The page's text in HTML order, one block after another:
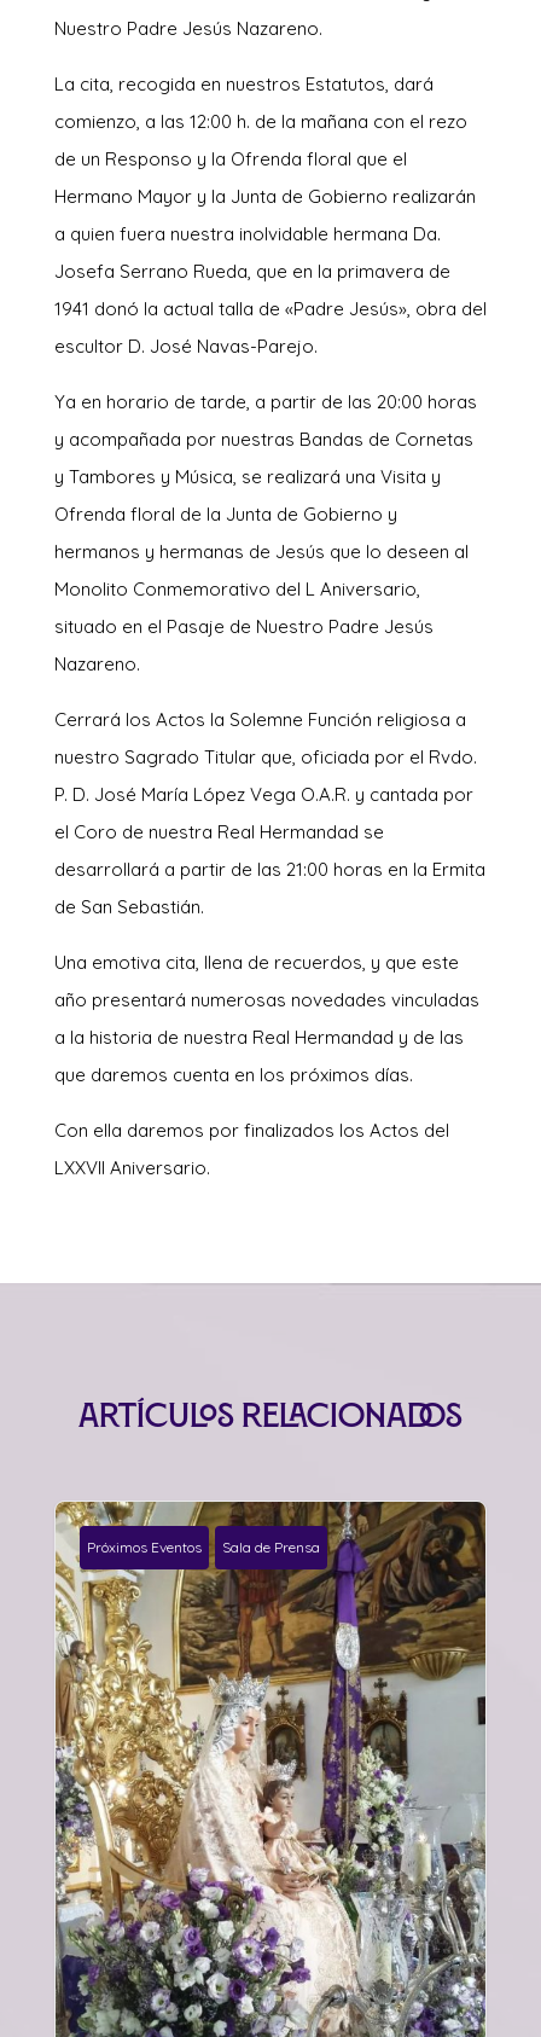
Nuestro Padre Jesús Nazareno.
La cita, recogida en nuestros Estatutos, dará
comienzo, a las 12:00 h. de la mañana con el rezo
de un Responso y la Ofrenda floral que el
Hermano Mayor y la Junta de Gobierno realizarán
a quien fuera nuestra inolvidable hermana Da.
Josefa Serrano Rueda, que en la primavera de
1941 donó la actual talla de «Padre Jesús», obra del
escultor D. José Navas-Parejo.
Ya en horario de tarde, a partir de las 20:00 horas
y acompañada por nuestras Bandas de Cornetas
y Tambores y Música, se realizará una Visita y
Ofrenda floral de la Junta de Gobierno y
hermanos y hermanas de Jesús que lo deseen al
Monolito Conmemorativo del L Aniversario,
situado en el Pasaje de Nuestro Padre Jesús
Nazareno.
Cerrará los Actos la Solemne Función religiosa a
nuestro Sagrado Titular que, oficiada por el Rvdo.
P. D. José María López Vega O.A.R. y cantada por
el Coro de nuestra Real Hermandad se
desarrollará a partir de las 21:00 horas en la Ermita
de San Sebastián.
Una emotiva cita, llena de recuerdos, y que este
año presentará numerosas novedades vinculadas
a la historia de nuestra Real Hermandad y de las
que daremos cuenta en los próximos días.
Con ella daremos por finalizados los Actos del
LXXVII Aniversario.
Artículos relacionados
Próximos Eventos Sala de Prensa